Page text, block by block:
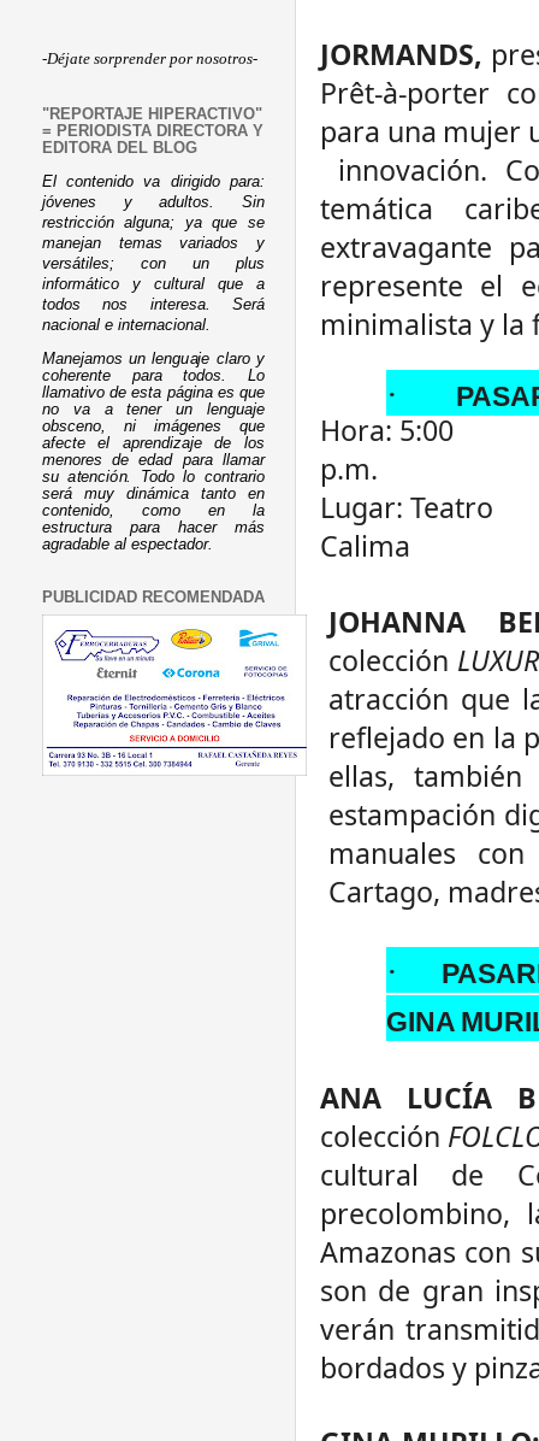
JORMANDS,
Prêt-à-porter
para una mujer
innovación.
temática
extravagante
represente el
minimalista y la
·
Hora: 5:00
p.m.
Lugar: Teatro
Calima
JOHANNA
colección
atracción que
reflejado en la
ellas,
estampación
manuales
Cartago,
·
GINA
ANA LUCÍA
colección
cultural de
Amazonas con
son de gran
verán
bordados y
-Déjate sorprender por nosotros-
"REPORTAJE HIPERACTIVO"
= PERIODISTA DIRECTORA Y
EDITORA DEL BLOG
El contenido va dirigido para:
jóvenes y adultos. Sin
restricción alguna; ya que se
manejan temas variados y
versátiles; con un plus
informático y cultural que a
todos nos interesa. Será
nacional e internacional.
Manejamos un lenguaje claro y
coherente para todos. Lo
llamativo de esta página es que
no va a tener un lenguaje
obsceno, ni imágenes que
afecte el aprendizaje de los
menores de edad para llamar
su atención. Todo lo contrario
será muy dinámica tanto en
contenido, como en la
estructura para hacer más
agradable al espectador.
PUBLICIDAD RECOMENDADA